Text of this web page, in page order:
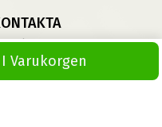
Varukorgen
Oss